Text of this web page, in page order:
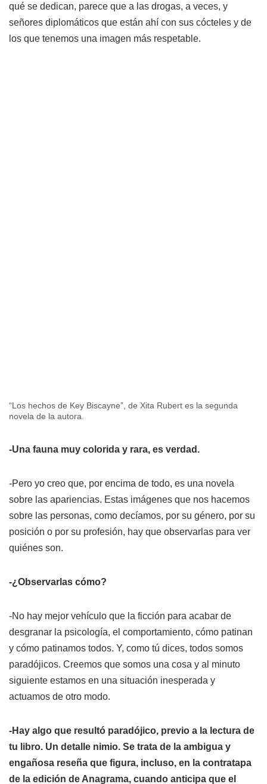
qué se dedican, parece que a las drogas, a veces, y
señores diplomáticos que están ahí con sus cócteles y de
los que tenemos una imagen más respetable.
“Los hechos de Key Biscayne”, de Xita Rubert es la segunda
novela de la autora.
-Una fauna muy colorida y rara, es verdad.
-Pero yo creo que, por encima de todo, es una novela
sobre las apariencias. Estas imágenes que nos hacemos
sobre las personas, como decíamos, por su género, por su
posición o por su profesión, hay que observarlas para ver
quiénes son.
-¿Observarlas cómo?
-No hay mejor vehículo que la ficción para acabar de
desgranar la psicología, el comportamiento, cómo patinan
y cómo patinamos todos. Y, como tú dices, todos somos
paradójicos. Creemos que somos una cosa y al minuto
siguiente estamos en una situación inesperada y
actuamos de otro modo.
-Hay algo que resultó paradójico, previo a la lectura de
tu libro. Un detalle nimio. Se trata de la ambigua y
engañosa reseña que figura, incluso, en la contratapa
de la edición de Anagrama, cuando anticipa que el